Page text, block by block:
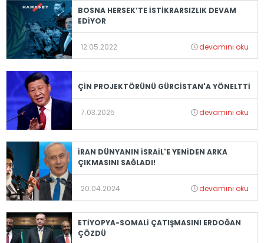
BOSNA HERSEK’TE İSTİKRARSIZLIK DEVAM
EDİYOR
12.05.2022 devamını oku
ÇİN PROJEKTÖRÜNÜ GÜRCİSTAN'A YÖNELTTİ
7.03.2025 devamını oku
İRAN DÜNYANIN İSRAİL'E YENİDEN ARKA
ÇIKMASINI SAĞLADI!
20.04.2024 devamını oku
ETİYOPYA-SOMALİ ÇATIŞMASINI ERDOĞAN
ÇÖZDÜ